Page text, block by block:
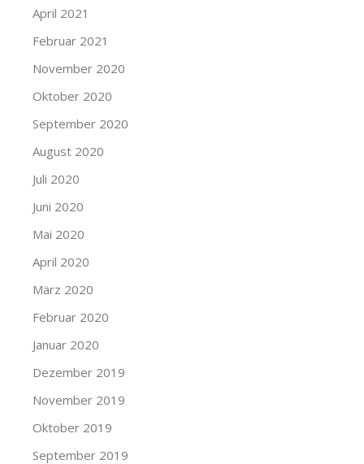
April 2021
Februar 2021
November 2020
Oktober 2020
September 2020
August 2020
Juli 2020
Juni 2020
Mai 2020
April 2020
März 2020
Februar 2020
Januar 2020
Dezember 2019
November 2019
Oktober 2019
September 2019